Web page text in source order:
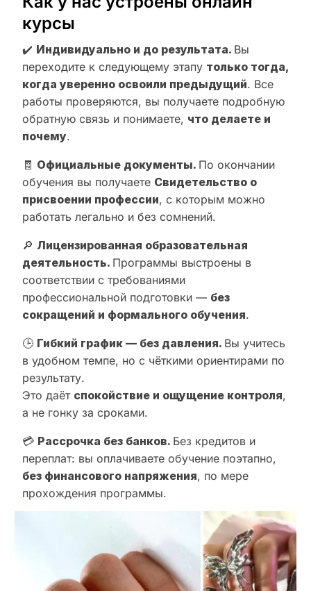
курсы
✔️ Индивидуально и до результата. Вы
переходите к следующему этапу только тогда,
когда уверенно освоили предыдущий. Все
работы проверяются, вы получаете подробную
обратную связь и понимаете, что делаете и
почему.
🧾 Официальные документы. По окончании
обучения вы получаете Свидетельство о
присвоении профессии, с которым можно
работать легально и без сомнений.
🔎 Лицензированная образовательная
деятельность. Программы выстроены в
соответствии с требованиями
профессиональной подготовки — без
сокращений и формального обучения.
🕒 Гибкий график — без давления. Вы учитесь
в удобном темпе, но с чёткими ориентирами по
результату.
Это даёт спокойствие и ощущение контроля,
а не гонку за сроками.
💳 Рассрочка без банков. Без кредитов и
переплат: вы оплачиваете обучение поэтапно,
без финансового напряжения, по мере
прохождения программы.